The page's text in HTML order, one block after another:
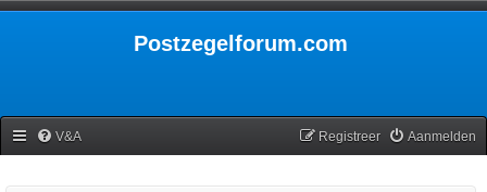
Postzegelforum.com
V&A Aanmelden
Registreer